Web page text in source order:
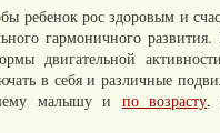
ребенок рос здоровым и
гармоничного
двигательной
в себя и различные
малышу и по возрасту,